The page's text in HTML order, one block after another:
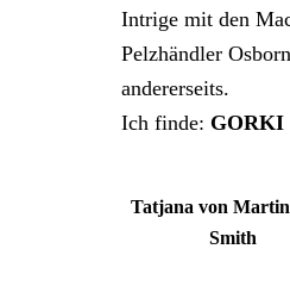
Intrige mit den
Pelzhändler
andererseits.
Ich finde: GORKI
Tatjana von
Smith